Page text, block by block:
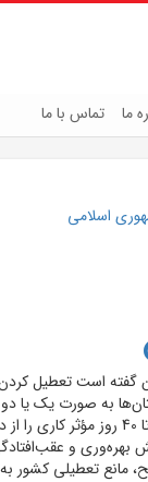
ما تماس با ما
اسلامی
گفته است تعطیل
به صورت یک یا دو
تعطیلی مازاد، سالانه بین 30
بهره‌وری و
مانع تعطیلی کشور